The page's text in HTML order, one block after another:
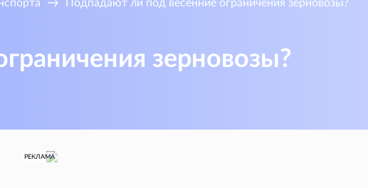
Подпадают ли под весенние ограничения зерновозы?
зерновозы?
РЕКЛАМА